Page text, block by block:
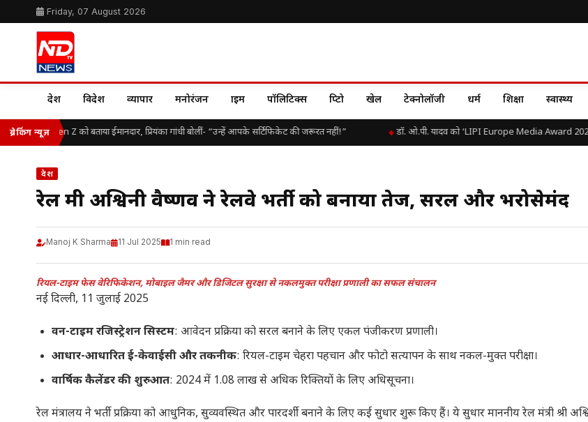
Friday, 07 August 2026
देश विदेश व्यापार मनोरंजन क्राइम पॉलिटिक्स क्रिप्टो खेल टेक्नोलॉजी धर्म शिक्षा स्वास्थ्य
ब्रेकिंग न्यूज़
भागवत ने Gen Z को बताया ईमानदार, प्रियंका गांधी बोलीं- “उन्हें आपके सर्टिफिकेट की जरूरत नहीं!” डॉ. ओ.पी. यादव को ‘LIPI Europe Media Award 2026’ से
देश
रेल मंत्री अश्विनी वैष्णव ने रेलवे भर्ती को बनाया तेज, सरल और भरोसेमंद
Manoj K Sharma 11 Jul 2025 1 min read
रियल-टाइम फेस वेरिफिकेशन, मोबाइल जैमर और डिजिटल सुरक्षा से नकलमुक्त परीक्षा प्रणाली का सफल संचालन
नई दिल्ली, 11 जुलाई 2025
वन-टाइम रजिस्ट्रेशन सिस्टम: आवेदन प्रक्रिया को सरल बनाने के लिए एकल पंजीकरण प्रणाली।
आधार-आधारित ई-केवाईसी और तकनीक: रियल-टाइम चेहरा पहचान और फोटो सत्यापन के साथ नकल-मुक्त परीक्षा।
वार्षिक कैलेंडर की शुरुआत: 2024 में 1.08 लाख से अधिक रिक्तियों के लिए अधिसूचना।
रेल मंत्रालय ने भर्ती प्रक्रिया को आधुनिक, सुव्यवस्थित और पारदर्शी बनाने के लिए कई सुधार शुरू किए हैं। ये सुधार माननीय रेल मंत्री श्री